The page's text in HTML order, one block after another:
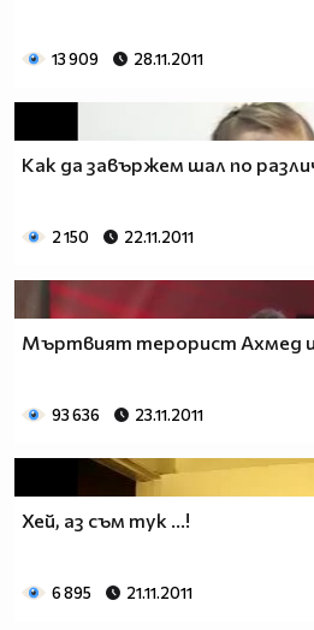
13 909 28.11.2011
Как да завържем шал по
2 150 22.11.2011
Мъртвият терорист Ахмед
93 636 23.11.2011
Хей, аз съм тук ...!
6 895 21.11.2011